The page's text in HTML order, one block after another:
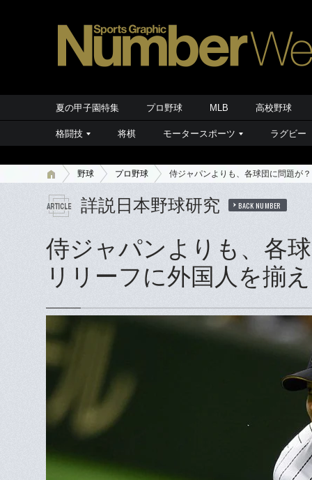
夏の甲子園特集 プロ野球 MLB 高校野球
格闘技 将棋 モータースポーツ ラグビー
野球 プロ野球 侍ジャパンよりも、各球団に問題が
詳説日本野球研究 BACK NUMBER
侍ジャパンよりも、各
リリーフに外国人を揃